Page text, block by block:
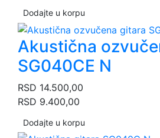
Dodajte u korpu
Akustična
SG040CE N
RSD 14.500,00
RSD 9.400,00
Dodajte u korpu